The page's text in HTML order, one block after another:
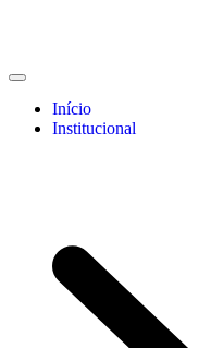
Início
Institucional